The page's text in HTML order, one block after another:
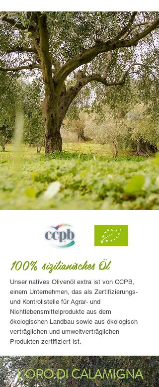
100% sizilianisches Öl
Unser natives Olivenöl extra ist von CCPB,
einem Unternehmen, das als Zertifizierungs-
und Kontrollstelle für Agrar- und
Nichtlebensmittelprodukte aus dem
ökologischen Landbau sowie aus ökologisch
verträglichen und umweltverträglichen
Produkten zertifiziert ist.
L'ORO DI CALAMIGNA